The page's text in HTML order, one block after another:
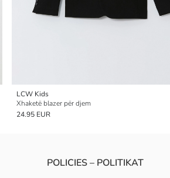
LCW Kids
Xhaketë blazer për djem
24.95 EUR
POLICIES – POLITIKAT